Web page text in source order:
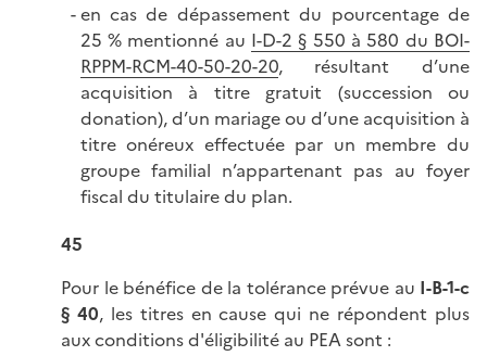
en cas de dépassement du pourcentage de
25 % mentionné au I-D-2 § 550 à 580 du BOI-
RPPM-RCM-40-50-20-20, résultant d’une
acquisition à titre gratuit (succession ou
donation), d’un mariage ou d’une acquisition à
titre onéreux effectuée par un membre du
groupe familial n’appartenant pas au foyer
fiscal du titulaire du plan.
45
Pour le bénéfice de la tolérance prévue au I-B-1-c
§ 40, les titres en cause qui ne répondent plus
aux conditions d'éligibilité au PEA sont :